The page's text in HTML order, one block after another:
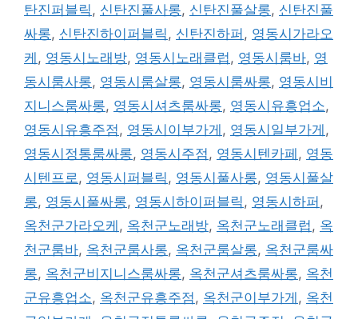
탄진퍼블릭 , 신탄진풀사롱, 신탄진풀살롱, 신탄진풀
싸롱, 신탄진하이퍼블릭 , 신탄진하퍼 , 영동시가라오
케 , 영동시노래방, 영동시노래클럽 , 영동시룸바, 영
동시룸사롱, 영동시룸살롱, 영동시룸싸롱, 영동시비
지니스룸싸롱, 영동시셔츠룸싸롱, 영동시유흥업소,
영동시유흥주점 , 영동시이부가게 , 영동시일부가게 ,
영동시정통룸싸롱, 영동시주점 , 영동시텐카페 , 영동
시텐프로 , 영동시퍼블릭 , 영동시풀사롱, 영동시풀살
롱, 영동시풀싸롱, 영동시하이퍼블릭 , 영동시하퍼 ,
옥천군가라오케 , 옥천군노래방, 옥천군노래클럽 , 옥
천군룸바, 옥천군룸사롱, 옥천군룸살롱, 옥천군룸싸
롱, 옥천군비지니스룸싸롱, 옥천군셔츠룸싸롱, 옥천
군유흥업소, 옥천군유흥주점 , 옥천군이부가게 , 옥천